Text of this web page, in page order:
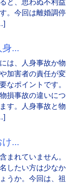
。今回は離婚調停
...
は、人身事故か物
加害者の責任が変
なポイントです。
損事故の違いにつ
す。人身事故と物
...
まれていません。
したい方は少なか
うか。今回は、祖